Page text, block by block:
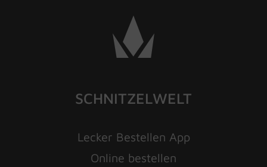
SCHNITZELWELT
Lecker Bestellen App
Online bestellen